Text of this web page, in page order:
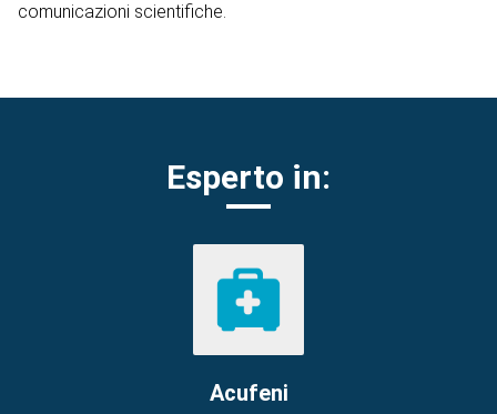
comunicazioni scientifiche.
Esperto in:
Acufeni